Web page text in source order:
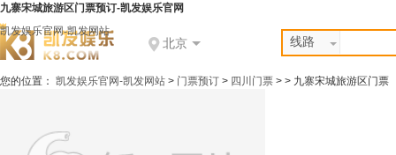
九寨宋城旅游区门票预订-凯发娱乐官网
凯发娱乐官网-凯发网站
北京 线路
您的位置： 凯发娱乐官网-凯发网站 > 门票预订 > 四川门票 > > 九寨宋城旅游区门票